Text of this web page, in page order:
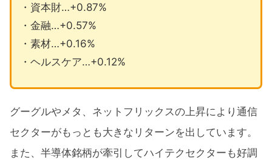
・資本財…+0.87%
・金融…+0.57%
・素材…+0.16%
・ヘルスケア…+0.12%
グーグルやメタ、ネットフリックスの上昇により通信
セクターがもっとも大きなリターンを出しています。
また、半導体銘柄が牽引してハイテクセクターも好調